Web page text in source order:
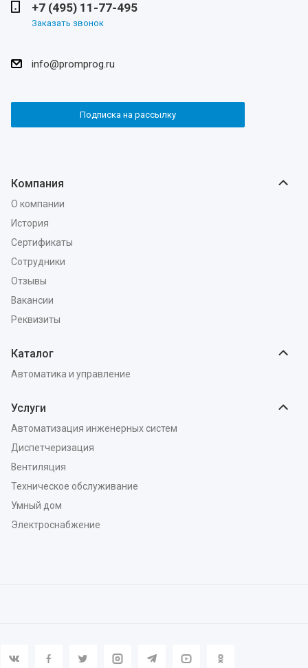
+7 (495) 11-77-495
Заказать звонок
info@promprog.ru
Подписка на рассылку
Компания
О компании
История
Сертификаты
Сотрудники
Отзывы
Вакансии
Реквизиты
Каталог
Автоматика и управление
Услуги
Автоматизация инженерных систем
Диспетчеризация
Вентиляция
Техническое обслуживание
Умный дом
Электроснабжение